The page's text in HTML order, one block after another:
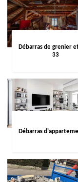
Débarras de grenier
33
Débarras